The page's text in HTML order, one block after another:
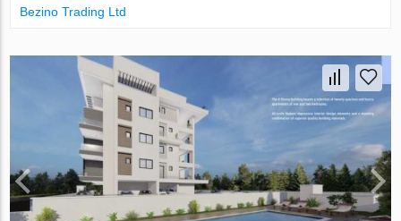
Bezino Trading Ltd